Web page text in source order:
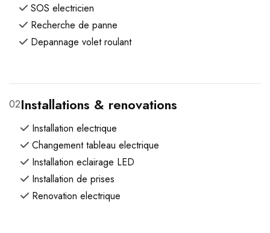
SOS electricien
Recherche de panne
Depannage volet roulant
02Installations & renovations
Installation electrique
Changement tableau electrique
Installation eclairage LED
Installation de prises
Renovation electrique